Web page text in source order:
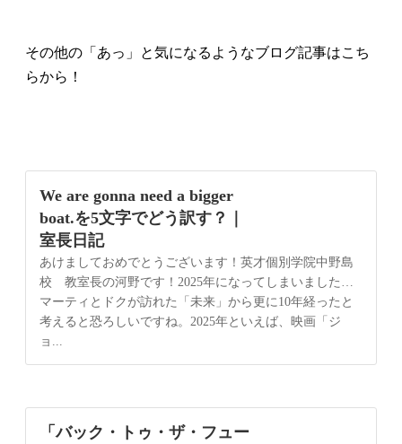
その他の「あっ」と気になるようなブログ記事はこち
らから！
We are gonna need a bigger
boat.を5文字でどう訳す？｜
室長日記
あけましておめでとうございます！英才個別学院中野島
校 教室長の河野です！2025年になってしまいました…
マーティとドクが訪れた「未来」から更に10年経ったと
考えると恐ろしいですね。2025年といえば、映画「ジ
ョ...
「バック・トゥ・ザ・フュー